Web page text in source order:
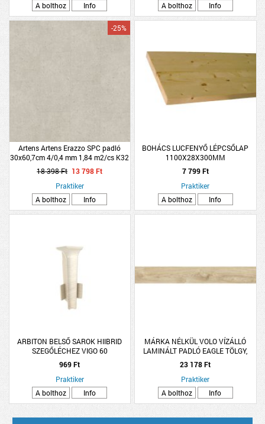
A bolthoz
Info
A bolthoz
Info
Artens Artens Erazzo SPC padló
30x60,7cm 4/0,4 mm 1,84 m2/cs K32
-25%
18 398 Ft 13 798 Ft
Praktiker
A bolthoz
Info
BOHÁCS LUCFENYŐ LÉPCSŐLAP
1100X28X300MM
7 799 Ft
Praktiker
A bolthoz
Info
ARBITON BELSŐ SAROK HIIBRID
SZEGŐLÉCHEZ VIGO 60
SCANDINAVIAN TÖLGY
2DB/CSOMAG
969 Ft
Praktiker
A bolthoz
Info
MÁRKA NÉLKÜL VOLO VÍZÁLLÓ
LAMINÁLT PADLÓ EAGLE TÖLGY,
1380X191X8MM,
2.109M2/CSOMAG, K33, 4V
23 178 Ft
Praktiker
A bolthoz
Info